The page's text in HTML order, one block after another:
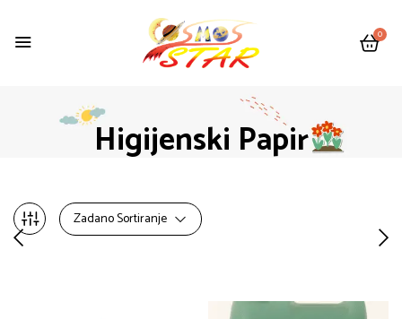
0
Higijenski Papir
Zadano Sortiranje